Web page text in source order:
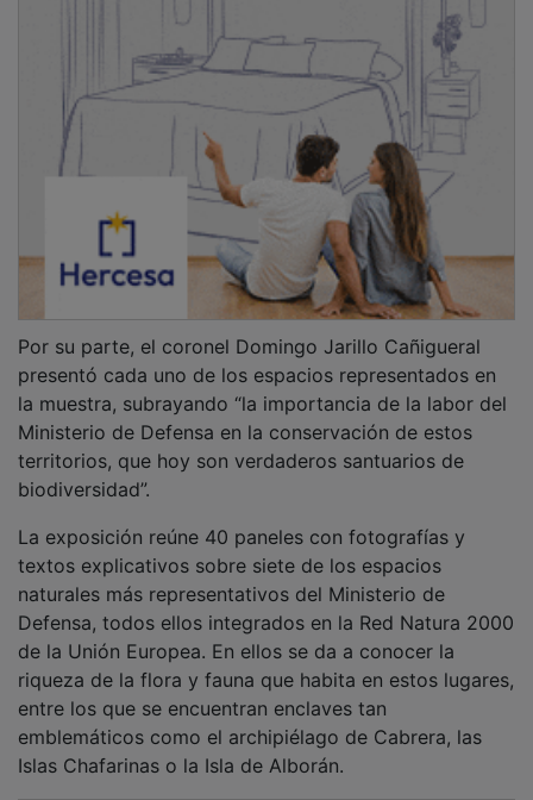
presentó cada uno de los espacios representados en
la muestra, subrayando “la importancia de la labor del
Ministerio de Defensa en la conservación de estos
territorios, que hoy son verdaderos santuarios de
biodiversidad”.
textos explicativos sobre siete de los espacios
naturales más representativos del Ministerio de
Defensa, todos ellos integrados en la Red Natura 2000
de la Unión Europea. En ellos se da a conocer la
riqueza de la flora y fauna que habita en estos lugares,
entre los que se encuentran enclaves tan
emblemáticos como el archipiélago de Cabrera, las
Islas Chafarinas o la Isla de Alborán.